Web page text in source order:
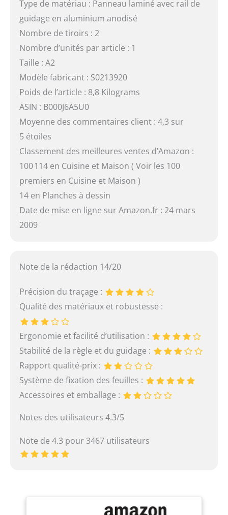
Type de matériau : Panneau laminé avec rail de
guidage en aluminium anodisé
Nombre de tiroirs : 2
Nombre d’unités par article : 1
Taille : A2
Modèle fabricant : S0213920
Poids de l’article : 8,8 Kilograms
ASIN : B000J6A5U0
Moyenne des commentaires client : 4,3 sur
5 étoiles
Classement des meilleures ventes d’Amazon :
100 114 en Cuisine et Maison ( Voir les 100
premiers en Cuisine et Maison )
14 en Planches à dessin
Date de mise en ligne sur Amazon.fr : 24 mars
2009
Note de la rédaction 14/20
Précision du traçage :
Qualité des matériaux et robustesse :
Ergonomie et facilité d’utilisation :
Stabilité de la règle et du guidage :
Rapport qualité-prix :
Système de fixation des feuilles :
Accessoires et emballage :
Notes des utilisateurs 4.3/5
Note de 4.3 pour 3467 utilisateurs